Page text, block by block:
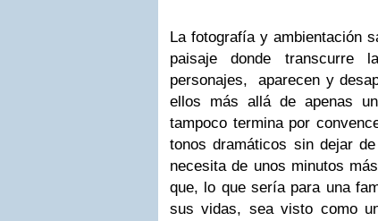
La fotografía y ambientación
paisaje donde transcurre
personajes, aparecen y
ellos más allá de apenas
tampoco termina por
tonos dramáticos sin dejar
necesita de unos minutos
que, lo que sería para una
sus vidas, sea visto como